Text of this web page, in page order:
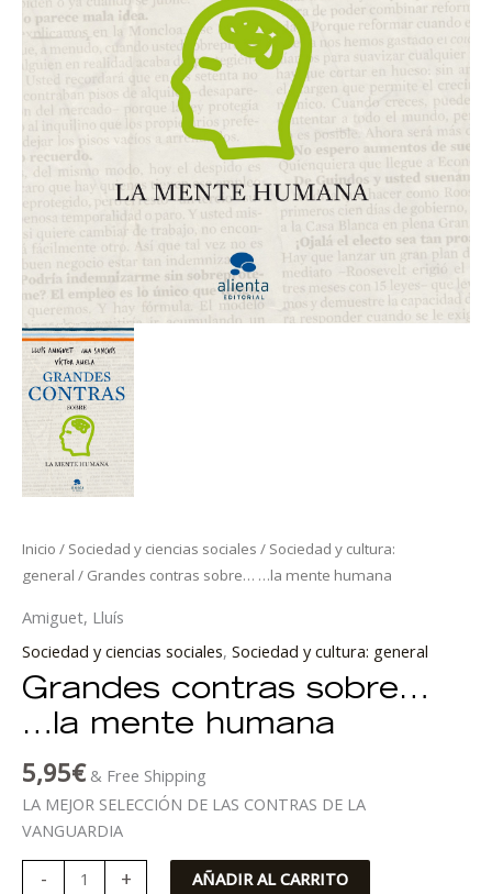
Inicio / Sociedad y ciencias sociales / Sociedad y cultura:
general / Grandes contras sobre… …la mente humana
Amiguet, Lluís
Sociedad y ciencias sociales, Sociedad y cultura: general
Grandes contras sobre…
…la mente humana
5,95€ & Free Shipping
LA MEJOR SELECCIÓN DE LAS CONTRAS DE LA
VANGUARDIA
- + AÑADIR AL CARRITO